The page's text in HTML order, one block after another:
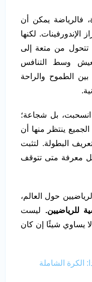
فالرياضة يمكن أن
الإندورفينات. لكنها
تتحول من متعة إلى
وسط التنافس
بين الطموح والراحة
بل شجاعة؛
ينتظر منها أن
البطولة. لتثبت
بل معرفة متى تتوقف
حول العالم،
للرياضيين. ليست
يساوي شيئًا إن كان
الكرة الشاملة